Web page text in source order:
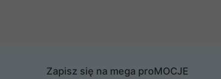
Zapisz się na mega proMOCJE